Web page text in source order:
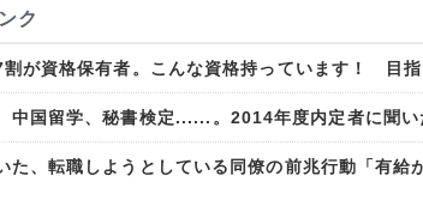
ク
割が資格保有者。こんな資格持っています！ 目
中国留学、秘書検定......。2014年度内定者に聞
た、転職しようとしている同僚の前兆行動「有給